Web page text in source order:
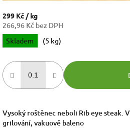
299 Kč / kg
266,96 Kč bez DPH
Měrná
cena:
Skladem (5 kg)
Vysoký roštěnec neboli Rib eye steak.
grilování, vakuově baleno